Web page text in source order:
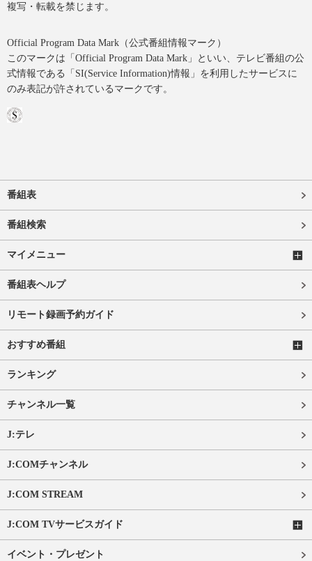
複写・転載を禁じます。
Official Program Data Mark（公式番組情報マーク）
このマークは「Official Program Data Mark」といい、テレビ番組の公
式情報である「SI(Service Information)情報」を利用したサービスに
のみ表記が許されているマークです。
番組表
番組検索
マイメニュー
番組表ヘルプ
リモート録画予約ガイド
おすすめ番組
ランキング
チャンネル一覧
J:テレ
J:COMチャンネル
J:COM STREAM
J:COM TVサービスガイド
イベント・プレゼント